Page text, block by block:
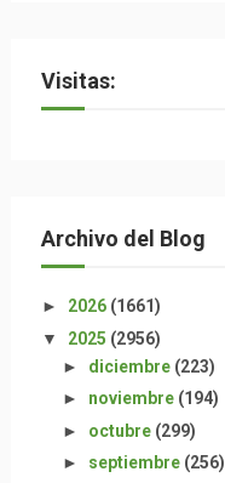
Visitas:
Archivo del Blog
► 2026 (1661)
▼ 2025 (2956)
► diciembre (223)
► noviembre (194)
► octubre (299)
► septiembre (256)